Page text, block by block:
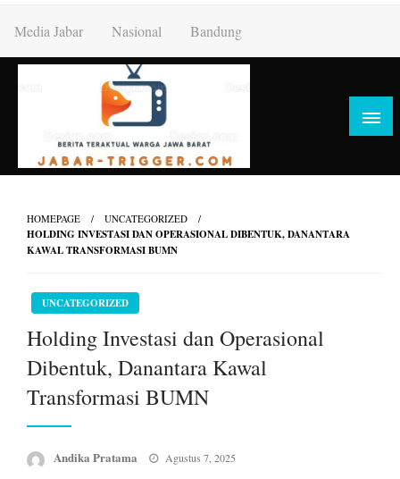
content
Media Jabar Nasional Bandung
HOMEPAGE UNCATEGORIZED
HOLDING INVESTASI DAN OPERASIONAL DIBENTUK, DANANTARA
KAWAL TRANSFORMASI BUMN
UNCATEGORIZED
Holding Investasi dan Operasional
Dibentuk, Danantara Kawal
Transformasi BUMN
Andika Pratama
Posted
Agustus 7, 2025